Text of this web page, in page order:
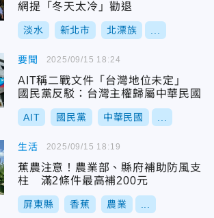
網提「冬天太冷」勸退
淡水 新北市 北漂族
要聞
AIT稱二戰文件「台灣地位未定」
國民黨反駁：台灣主權歸屬中華民國
AIT 國民黨 中華民國
2025/09/15 18:24
生活
蕉農注意！農業部、縣府補助防風支
柱 滿2條件最高補200元
屏東縣 香蕉 農業
2025/09/15 18:19